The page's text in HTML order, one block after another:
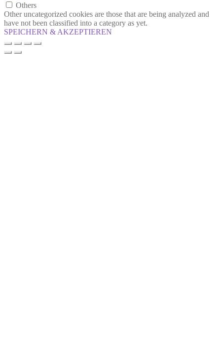
Others
Other uncategorized cookies are those that are being analyzed and
have not been classified into a category as yet.
SPEICHERN & AKZEPTIEREN